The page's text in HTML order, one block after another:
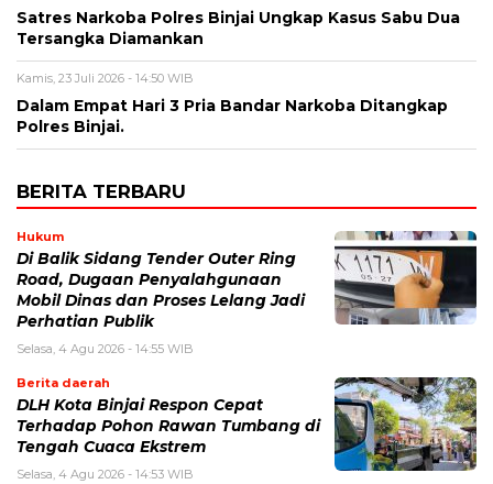
Satres Narkoba Polres Binjai Ungkap Kasus Sabu Dua
Tersangka Diamankan
Kamis, 23 Juli 2026 - 14:50 WIB
Dalam Empat Hari 3 Pria Bandar Narkoba Ditangkap
Polres Binjai.
BERITA TERBARU
Hukum
Di Balik Sidang Tender Outer Ring
Road, Dugaan Penyalahgunaan
Mobil Dinas dan Proses Lelang Jadi
Perhatian Publik
Selasa, 4 Agu 2026 - 14:55 WIB
Berita daerah
DLH Kota Binjai Respon Cepat
Terhadap Pohon Rawan Tumbang di
Tengah Cuaca Ekstrem
Selasa, 4 Agu 2026 - 14:53 WIB